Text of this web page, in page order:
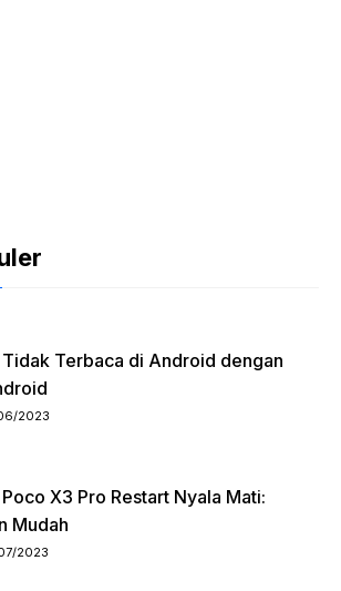
Terbaca di Android dengan
2023
X3 Pro Restart Nyala Mati:
Mudah
2023